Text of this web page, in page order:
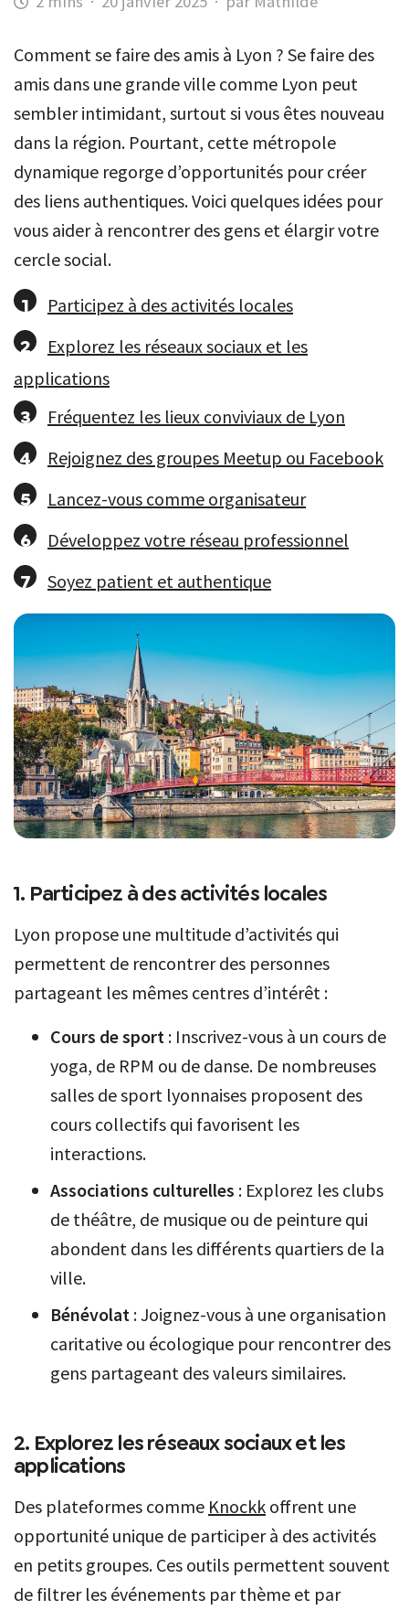
Comment se faire des amis à Lyon ? Se faire des
amis dans une grande ville comme Lyon peut
sembler intimidant, surtout si vous êtes nouveau
dans la région. Pourtant, cette métropole
dynamique regorge d’opportunités pour créer
des liens authentiques. Voici quelques idées pour
vous aider à rencontrer des gens et élargir votre
cercle social.
Participez à des activités locales
Explorez les réseaux sociaux et les
applications
Fréquentez les lieux conviviaux de Lyon
Rejoignez des groupes Meetup ou Facebook
Lancez-vous comme organisateur
Développez votre réseau professionnel
Soyez patient et authentique
1. Participez à des activités locales
Lyon propose une multitude d’activités qui
permettent de rencontrer des personnes
partageant les mêmes centres d’intérêt :
Cours de sport : Inscrivez-vous à un cours de
yoga, de RPM ou de danse. De nombreuses
salles de sport lyonnaises proposent des
cours collectifs qui favorisent les
interactions.
Associations culturelles : Explorez les clubs
de théâtre, de musique ou de peinture qui
abondent dans les différents quartiers de la
ville.
Bénévolat : Joignez-vous à une organisation
caritative ou écologique pour rencontrer des
gens partageant des valeurs similaires.
2. Explorez les réseaux sociaux et les
applications
Des plateformes comme Knockk offrent une
opportunité unique de participer à des activités
en petits groupes. Ces outils permettent souvent
de filtrer les événements par thème et par